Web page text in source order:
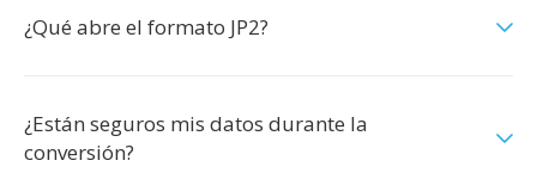
¿Qué abre el formato JP2?
¿Están seguros mis datos durante la
conversión?